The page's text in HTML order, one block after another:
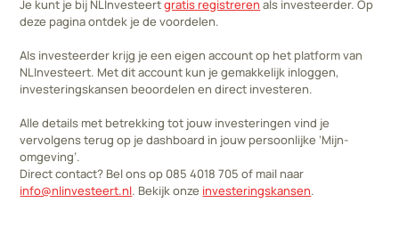
Je kunt je bij NLInvesteertgratis registreren als investeerder. Op
deze pagina ontdek je de voordelen.
Als investeerder krijg je een eigen account op het platform van
NLInvesteert. Met dit account kun je gemakkelijk inloggen,
investeringskansen beoordelen en direct investeren.
Alle details met betrekking tot jouw investeringen vind je
vervolgens terug op je dashboard in jouw persoonlijke ‘Mijn-
omgeving’.
Direct contact? Bel ons op 085 4018 705 of mail naar
info@nlinvesteert.nl. Bekijk onze investeringskansen.